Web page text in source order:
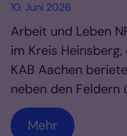
10. Juni 2026
Arbeit und Leben
im Kreis
KAB Aachen
neben den
Mehr